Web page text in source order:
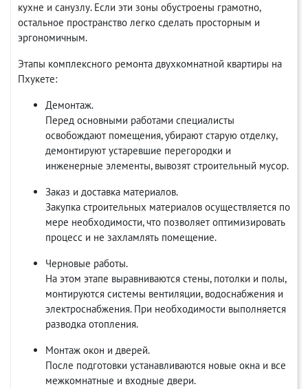
кухне и санузлу. Если эти зоны обустроены грамотно,
остальное пространство легко сделать просторным и
эргономичным.
Этапы комплексного ремонта двухкомнатной квартиры на
Пхукете:
Демонтаж.
Перед основными работами специалисты
освобождают помещения, убирают старую отделку,
демонтируют устаревшие перегородки и
инженерные элементы, вывозят строительный мусор.
Заказ и доставка материалов.
Закупка строительных материалов осуществляется по
мере необходимости, что позволяет оптимизировать
процесс и не захламлять помещение.
Черновые работы.
На этом этапе выравниваются стены, потолки и полы,
монтируются системы вентиляции, водоснабжения и
электроснабжения. При необходимости выполняется
разводка отопления.
Монтаж окон и дверей.
После подготовки устанавливаются новые окна и все
межкомнатные и входные двери.